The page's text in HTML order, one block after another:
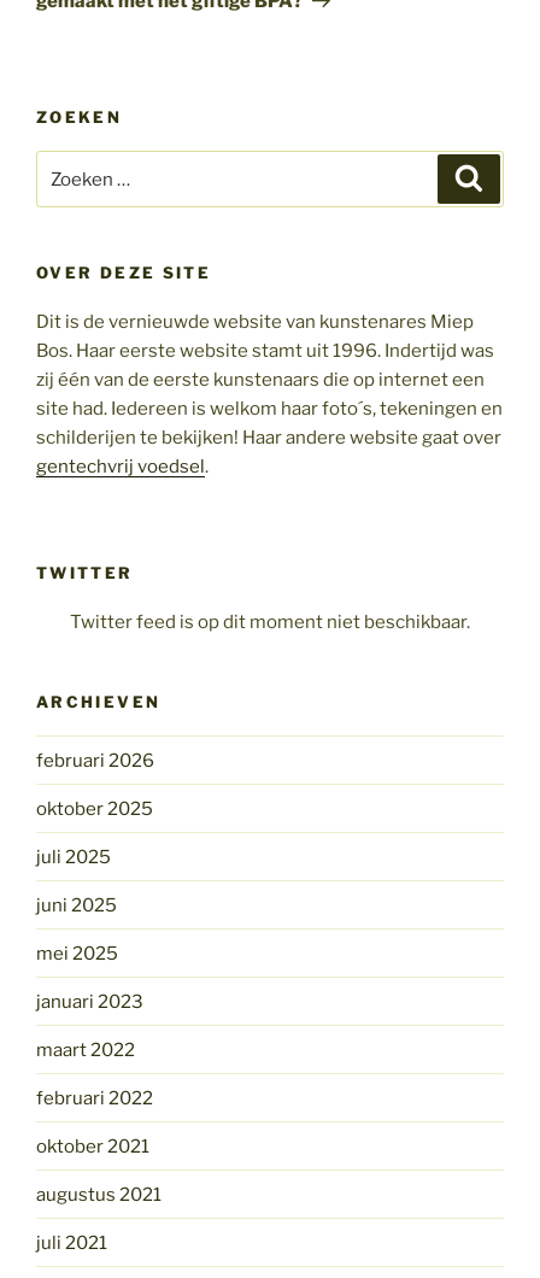
ZOEKEN
naar:
OVER DEZE SITE
Dit is de vernieuwde website van kunstenares Miep
Bos. Haar eerste website stamt uit 1996. Indertijd was
zij één van de eerste kunstenaars die op internet een
site had. Iedereen is welkom haar foto´s, tekeningen en
schilderijen te bekijken! Haar andere website gaat over
gentechvrij voedsel.
TWITTER
Twitter feed is op dit moment niet beschikbaar.
ARCHIEVEN
februari 2026
oktober 2025
juli 2025
juni 2025
mei 2025
januari 2023
maart 2022
februari 2022
oktober 2021
augustus 2021
juli 2021